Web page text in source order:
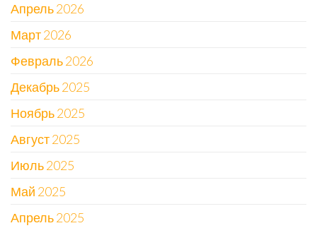
Апрель 2026
Март 2026
Февраль 2026
Декабрь 2025
Ноябрь 2025
Август 2025
Июль 2025
Май 2025
Апрель 2025